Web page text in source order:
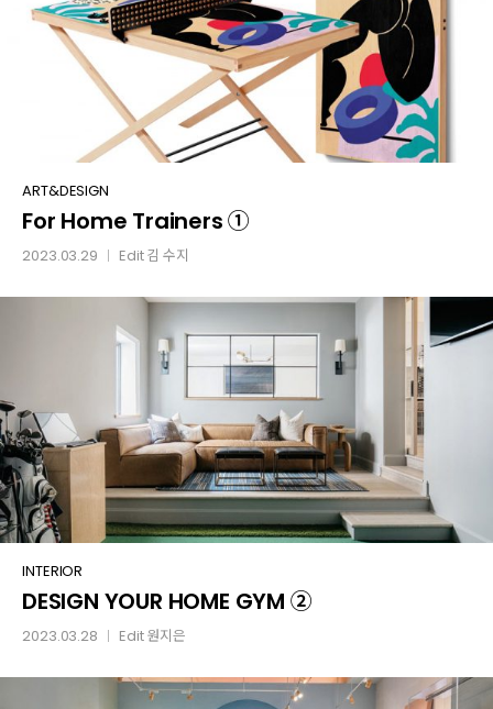
For
Home
Trainers
ART&DESIGN
For Home Trainers ①
2023.03.29 Edit김 수지
DESIGN
YOUR
HOME
INTERIOR
DESIGN YOUR HOME GYM ②
2023.03.28 Edit원지은